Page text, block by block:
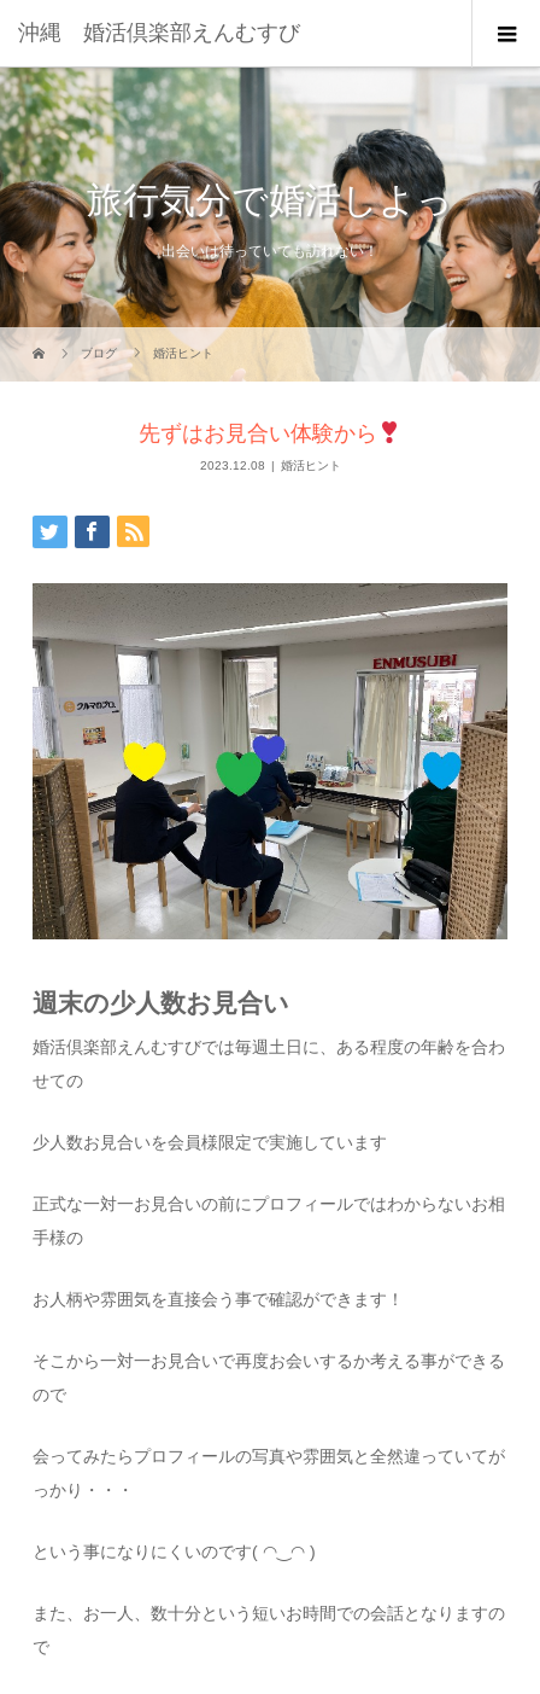
沖縄 婚活倶楽部えんむすび
旅行気分で婚活しよっ
出会いは待っていても訪れない！
ブログ 婚活ヒント
先ずはお見合い体験から
2023.12.08 婚活ヒント
週末の少人数お見合い
婚活倶楽部えんむすびでは毎週土日に、ある程度の年齢を合わ
せての
少人数お見合いを会員様限定で実施しています
正式な一対一お見合いの前にプロフィールではわからないお相
手様の
お人柄や雰囲気を直接会う事で確認ができます！
そこから一対一お見合いで再度お会いするか考える事ができる
ので
会ってみたらプロフィールの写真や雰囲気と全然違っていてが
っかり・・・
という事になりにくいのです( ◠‿◠ )
また、お一人、数十分という短いお時間での会話となりますの
で